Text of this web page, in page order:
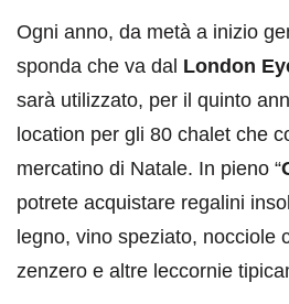
Ogni anno, da metà a inizio
sponda che va dal London
sarà utilizzato, per il quinto
location per gli 80 chalet che
mercatino di Natale. In pieno “
potrete acquistare regalini
legno, vino speziato, nocciole
zenzero e altre leccornie